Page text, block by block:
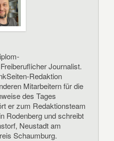
Journalist.
Redaktion
Mitarbeitern für die
des Tages
er zum Redaktionsteam
Rodenberg und schreibt
Neustadt am
Schaumburg.